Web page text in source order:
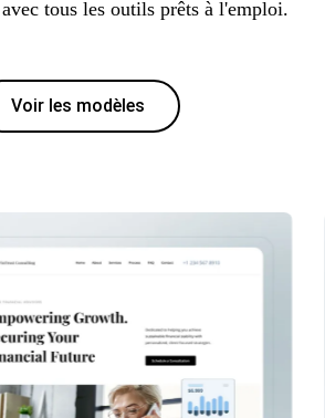
tous les outils prêts à l'emploi.
Voir les modèles